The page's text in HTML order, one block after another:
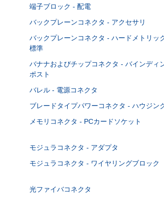
端子ブロック - 配電
バックプレーンコネクタ - アクセサリ
バックプレーンコネクタ - ハードメトリック
標準
バナナおよびチップコネクタ - バインディ
ポスト
バレル - 電源コネクタ
ブレードタイプパワーコネクタ - ハウジン
メモリコネクタ - PCカードソケット
モジュラコネクタ - アダプタ
モジュラコネクタ - ワイヤリングブロック
光ファイバコネクタ